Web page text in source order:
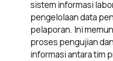
sistem informasi
pengelolaan data
pelaporan. Ini
proses pengujian
informasi antara tim